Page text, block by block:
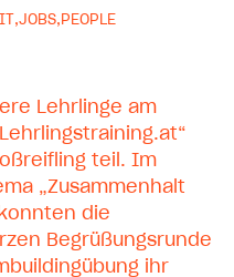
IT ,JOBS, PEOPLE
Lehrlinge am
teil. Im
„Zusammenhalt
die
Begrüßungsrunde
ihr